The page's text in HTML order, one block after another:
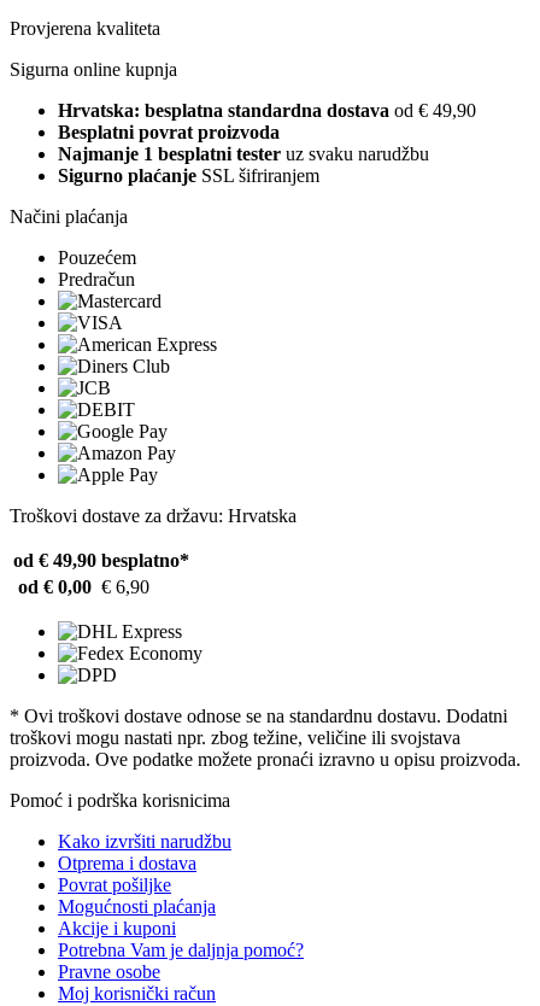
Provjerena kvaliteta
Sigurna online kupnja
Hrvatska: besplatna standardna dostava od € 49,90
Besplatni povrat proizvoda
Najmanje 1 besplatni tester uz svaku narudžbu
Sigurno plaćanje SSL šifriranjem
Načini plaćanja
Pouzećem
Predračun
Troškovi dostave za državu: Hrvatska
od € 49,90 besplatno*
od € 0,00 € 6,90
* Ovi troškovi dostave odnose se na standardnu ​​dostavu. Dodatni
troškovi mogu nastati npr. zbog težine, veličine ili svojstava
proizvoda. Ove podatke možete pronaći izravno u opisu proizvoda.
Pomoć i podrška korisnicima
Kako izvršiti narudžbu
Otprema i dostava
Povrat pošiljke
Mogućnosti plaćanja
Akcije i kuponi
Potrebna Vam je daljnja pomoć?
Pravne osobe
Moj korisnički račun